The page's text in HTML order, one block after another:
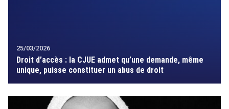
25/03/2026
Droit d’accès : la CJUE admet qu’une demande, même
unique, puisse constituer un abus de droit